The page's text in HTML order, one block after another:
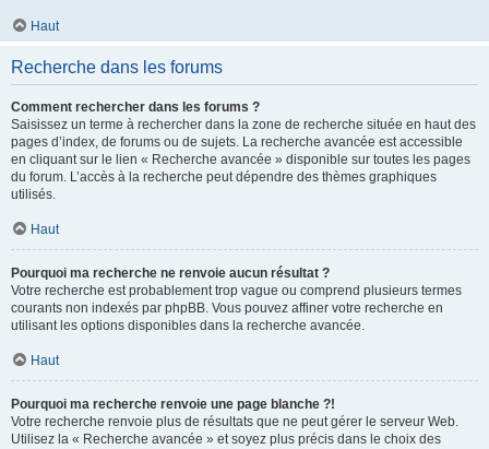
Haut
Recherche dans les forums
Comment rechercher dans les forums ?
Saisissez un terme à rechercher dans la zone de recherche située en haut des
pages d’index, de forums ou de sujets. La recherche avancée est accessible
en cliquant sur le lien « Recherche avancée » disponible sur toutes les pages
du forum. L’accès à la recherche peut dépendre des thèmes graphiques
utilisés.
Haut
Pourquoi ma recherche ne renvoie aucun résultat ?
Votre recherche est probablement trop vague ou comprend plusieurs termes
courants non indexés par phpBB. Vous pouvez affiner votre recherche en
utilisant les options disponibles dans la recherche avancée.
Haut
Pourquoi ma recherche renvoie une page blanche ?!
Votre recherche renvoie plus de résultats que ne peut gérer le serveur Web.
Utilisez la « Recherche avancée » et soyez plus précis dans le choix des